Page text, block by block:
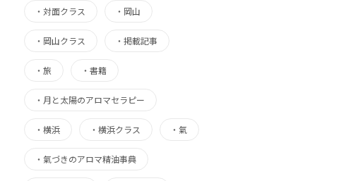
・ 対面クラス ・ 岡山
・ 岡山クラス ・ 掲載記事
・ 旅 ・ 書籍
・ 月と太陽のアロマセラピー
・ 横浜 ・ 横浜クラス ・ 氣
・ 氣づきのアロマ精油事典